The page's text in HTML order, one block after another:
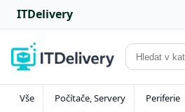
ITDelivery
Vše Počítače, Servery Periferie